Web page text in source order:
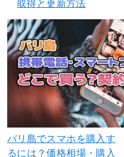
取得と更新方法
バリ島でスマホを購入す
るには？価格相場・購入